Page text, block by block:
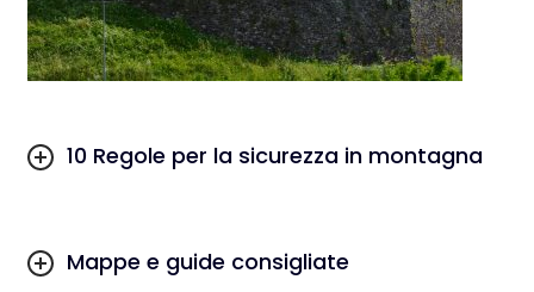
10 Regole per la sicurezza in montagna
Mappe e guide consigliate